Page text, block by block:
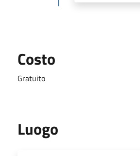
Costo
Gratuito
Luogo